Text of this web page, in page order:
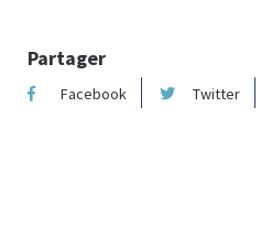
Partager
Facebook Twitter